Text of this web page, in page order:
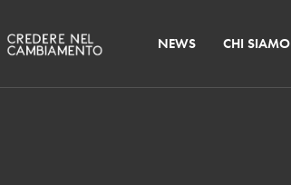
NEWS CHI SIAMO